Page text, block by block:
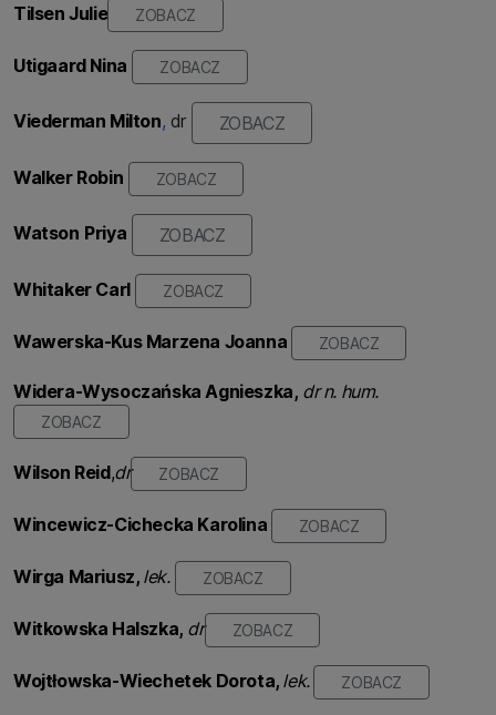
Tilsen Julie ZOBACZ
Utigaard Nina ZOBACZ
Viederman Milton, dr ZOBACZ
Walker Robin ZOBACZ
Watson Priya ZOBACZ
Whitaker Carl ZOBACZ
Wawerska-Kus Marzena Joanna ZOBACZ
Widera-WysoczańskaAgnieszka, dr n. hum.
ZOBACZ
Wilson Reid,dr ZOBACZ
Wincewicz-Cichecka Karolina ZOBACZ
Wirga Mariusz, lek. ZOBACZ
Witkowska Halszka, dr ZOBACZ
Wojtłowska-Wiechetek Dorota, lek. ZOBACZ